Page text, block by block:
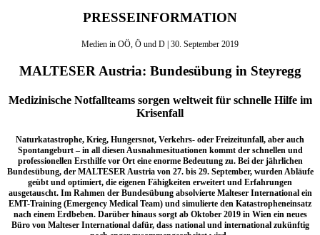
PRESSEINFORMATION
Medien in OÖ, Ö und D | 30. September 2019
MALTESER Austria: Bundesübung in Steyregg
Medizinische Notfallteams sorgen weltweit für schnelle Hilfe im
Krisenfall
Naturkatastrophe, Krieg, Hungersnot, Verkehrs- oder Freizeitunfall, aber auch
Spontangeburt – in all diesen Ausnahmesituationen kommt der schnellen und
professionellen Ersthilfe vor Ort eine enorme Bedeutung zu. Bei der jährlichen
Bundesübung, der MALTESER Austria von 27. bis 29. September, wurden Abläufe
geübt und optimiert, die eigenen Fähigkeiten erweitert und Erfahrungen
ausgetauscht. Im Rahmen der Bundesübung absolvierte Malteser International ein
EMT-Training (Emergency Medical Team) und simulierte den Katastropheneinsatz
nach einem Erdbeben. Darüber hinaus sorgt ab Oktober 2019 in Wien ein neues
Büro von Malteser International dafür, dass national und international zukünftig